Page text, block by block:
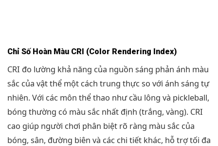
Chỉ Số Hoàn Màu CRI (Color Rendering Index)
CRI đo lường khả năng của nguồn sáng phản ánh màu
sắc của vật thể một cách trung thực so với ánh sáng tự
nhiên. Với các môn thể thao như cầu lông và pickleball,
bóng thường có màu sắc nhất định (trắng, vàng). CRI
cao giúp người chơi phân biệt rõ ràng màu sắc của
bóng, sân, đường biên và các chi tiết khác, hỗ trợ tối đa